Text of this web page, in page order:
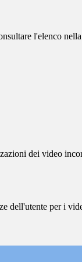
l'elenco
dei video
dell'utente per i